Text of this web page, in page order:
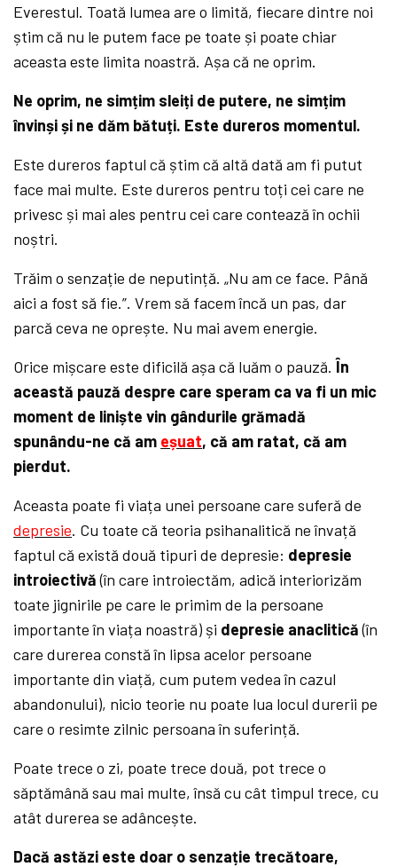
Everestul. Toată lumea are o limită, fiecare dintre noi
știm că nu le putem face pe toate și poate chiar
aceasta este limita noastră. Așa că ne oprim.
Ne oprim, ne simțim sleiți de putere, ne simțim
învinși și ne dăm bătuți. Este dureros momentul.
Este dureros faptul că știm că altă dată am fi putut
face mai multe. Este dureros pentru toți cei care ne
privesc și mai ales pentru cei care contează în ochii
noștri.
Trăim o senzație de neputință. „Nu am ce face. Până
aici a fost să fie.”. Vrem să facem încă un pas, dar
parcă ceva ne oprește. Nu mai avem energie.
Orice mișcare este dificilă așa că luăm o pauză.În
această pauză despre care speram ca va fi un mic
moment de liniște vin gândurile grămadă
spunându-ne că am eșuat, că am ratat, că am
pierdut.
Aceasta poate fi viața unei persoane care suferă de
depresie. Cu toate că teoria psihanalitică ne învață
faptul că există două tipuri de depresie: depresie
introiectivă(în care introiectăm, adică interiorizăm
toate jignirile pe care le primim de la persoane
importante în viața noastră) și depresie anaclitică(în
care durerea constă în lipsa acelor persoane
importante din viață, cum putem vedea în cazul
abandonului), nicio teorie nu poate lua locul durerii pe
care o resimte zilnic persoana în suferință.
Poate trece o zi, poate trece două, pot trece o
săptămână sau mai multe, însă cu cât timpul trece, cu
atât durerea se adâncește.
Dacă astăzi este doar o senzație trecătoare,